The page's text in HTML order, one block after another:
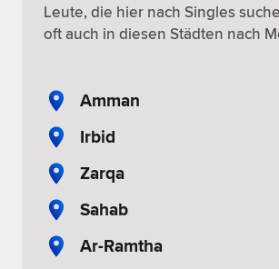
Leute, die hier nach Singles
oft auch in diesen Städten nach
Amman
Irbid
Zarqa
Sahab
Ar-Ramtha